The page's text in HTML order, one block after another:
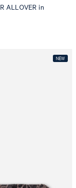
ALLOVER in